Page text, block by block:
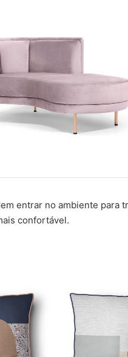
entrar no ambiente para
confortável.